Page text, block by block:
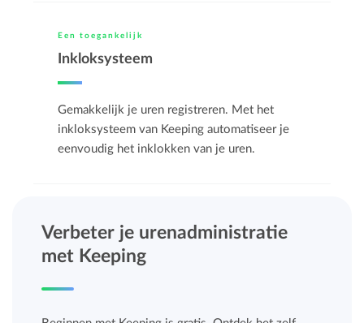
Een toegankelijk
Inkloksysteem
Gemakkelijk je uren registreren. Met het
inkloksysteem van Keeping automatiseer je
eenvoudig het inklokken van je uren.
Verbeter je urenadministratie
met Keeping